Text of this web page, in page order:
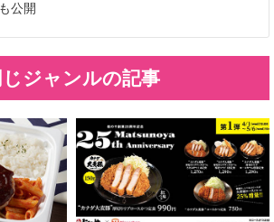
公開
じジャンルの記事